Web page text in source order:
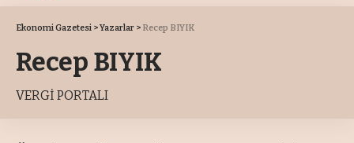
Ekonomi Gazetesi >Yazarlar > Recep BIYIK
Recep BIYIK
VERGİ PORTALI